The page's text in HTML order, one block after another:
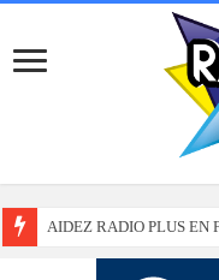
AIDEZ RADIO PLUS EN